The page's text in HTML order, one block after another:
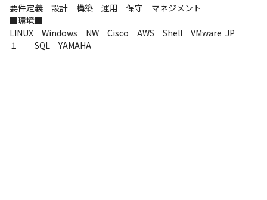
要件定義　設計　構築　運用　保守　マネジメント
■環境■
LINUX　Windows　NW　Cisco　AWS　Shell　VMware  JP
１　　SQL　YAMAHA